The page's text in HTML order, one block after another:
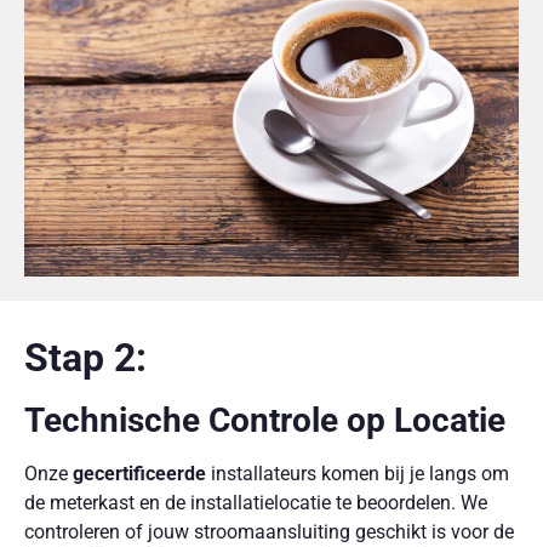
Stap 2:
Technische Controle op Locatie
Onze gecertificeerde installateurs komen bij je langs om
de meterkast en de installatielocatie te beoordelen. We
controleren of jouw stroomaansluiting geschikt is voor de